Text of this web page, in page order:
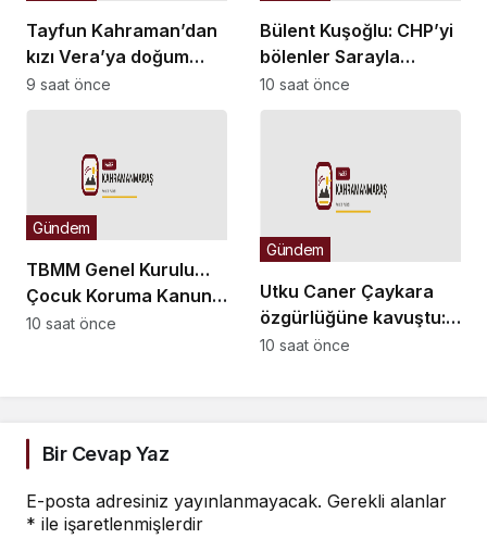
Tayfun Kahraman’dan
kızı Vera’ya doğum
günü mesajı
9 saat önce
Bülent Kuşoğlu: CHP’yi
bölenler Sarayla
çalışıyordur
10 saat önce
TBMM Genel Kurulu…
Çocuk Koruma Kanunu
Teklifi’ne muhalefetten
Gündem
10 saat önce
Utku Caner Çaykara
özgürlüğüne kavuştu:
Ardımızda
Gündem
10 saat önce
Bir Cevap Yaz
E-posta adresiniz yayınlanmayacak. Gerekli alanlar
* ile işaretlenmişlerdir